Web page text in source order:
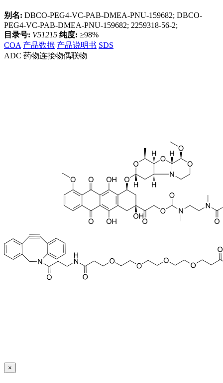
别名: DBCO-PEG4-VC-PAB-DMEA-PNU-159682; DBCO-
PEG4-VC-PAB-DMEA-PNU-159682; 2259318-56-2;
目录号: V51215 纯度: ≥98%
COA 产品数据 产品说明书 SDS
ADC 药物连接物偶联物
×